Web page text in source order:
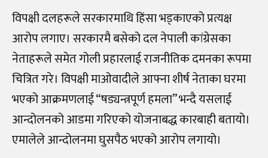
विपक्षी दलहरूले सरकारमाथि हिंसा भड्काएको प्रत्यक्ष
आरोप लगाए। सरकारमै बसेको दल नेपाली कांग्रेसका
नेताहरूले समेत गोली प्रहारलाई राजनीतिक दमनका रूपमा
चित्रित गरे। विपक्षी माओवादीले आफ्ना शीर्ष नेताका घरमा
भएको आक्रमणलाई “षड्यन्त्रपूर्ण हमला” भन्दै यसलाई
आन्दोलनको आडमा गरिएको योजनाबद्ध कारबाही बतायो।
एमालेले आन्दोलनमा घुसपैठ भएको आरोप लगायो।